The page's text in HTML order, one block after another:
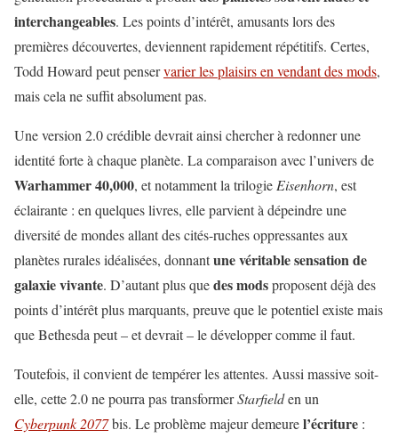
interchangeables. Les points d’intérêt, amusants lors des
premières découvertes, deviennent rapidement répétitifs. Certes,
Todd Howard peut penservarier les plaisirs en vendant des mods,
mais cela ne suffit absolument pas.
Une version 2.0 crédible devrait ainsi chercher à redonner une
identité forte à chaque planète. La comparaison avec l’univers de
Warhammer 40,000, et notamment la trilogie Eisenhorn, est
éclairante : en quelques livres, elle parvient à dépeindre une
diversité de mondes allant des cités-ruches oppressantes aux
planètes rurales idéalisées, donnantune véritable sensation de
galaxie vivante. D’autant plus quedes modsproposent déjà des
points d’intérêt plus marquants, preuve que le potentiel existe mais
que Bethesda peut – et devrait – le développer comme il faut.
Toutefois, il convient de tempérer les attentes. Aussi massive soit-
elle, cette 2.0 ne pourra pas transformerStarfielden un
Cyberpunk 2077bis. Le problème majeur demeurel’écriture :